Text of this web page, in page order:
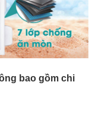
bao gồm chi